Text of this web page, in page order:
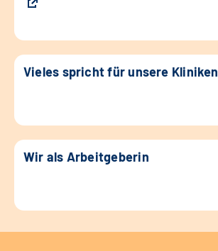
Vieles spricht für unsere Kliniken
Wir als Arbeitgeberin